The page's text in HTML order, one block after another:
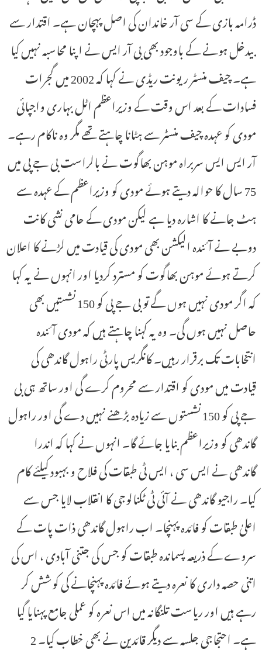
ڈرامہ بازی کے سی آر خاندان کی اصل پہچان ہے۔ اقتدار سے
بیدخل ہونے کے باوجود بھی بی آر ایس نے اپنا محاسبہ نہیں کیا
ہے۔ چیف منسٹر ریونت ریڈی نے کہا کہ 2002 میں گجرات
فسادات کے بعد اس وقت کے وزیراعظم اٹل بہاری واجپائی
مودی کو عہدہ چیف منسٹر سے ہٹانا چاہتے تھے مگر وہ ناکام رہے۔
آر ایس ایس سربراہ موہن بھاگوت نے بالراست بی جے پی میں
75 سال کا حوالہ دیتے ہوئے مودی کو وزیراعظم کے عہدہ سے
ہٹ جانے کا اشارہ دیا ہے لیکن مودی کے حامی نشی کانت
دوبے نے آئندہ الیکشن بھی مودی کی قیادت میں لڑنے کا اعلان
کرتے ہوئے موہن بھاگوت کو مسترد کردیا اور انہوں نے یہ کہا
کہ اگر مودی نہیں ہوں گے تو بی جے پی کو 150 نشستیں بھی
حاصل نہیں ہوں گی۔ وہ یہ کہنا چاہتے ہیں کہ مودی آئندہ
انتخابات تک برقرار رہیں۔ کانگریس پارٹی راہول گاندھی کی
قیادت میں مودی کو اقتدار سے محروم کرے گی اور ساتھ ہی بی
جے پی کو 150 نشستوں سے زیادہ بڑھنے نہیں دے گی اور راہول
گاندھی کو وزیراعظم بنایا جائے گا۔ انہوں نے کہا کہ اندرا
گاندھی نے ایس سی ، ایس ٹی طبقات کی فلاح و بہبود کیلئے کام
کیا۔ راجیو گاندھی نے آئی ٹی ٹکنالوجی کا انقلاب لایا جس سے
اعلیٰ طبقات کو فائدہ پہنچا۔ اب راہول گاندھی ذات پات کے
سروے کے ذریعہ پسماندہ طبقات کو جس کی جتنی آبادی ، اس کی
اتنی حصہ داری کا نعرہ دیتے ہوئے فائدہ پہنچانے کی کوشش کر
رہے ہیں اور ریاست تلنگانہ میں اس نعرہ کو عملی جامع پہنایا گیا
ہے۔ احتجاجی جلسہ سے دیگر قائدین نے بھی خطاب کیا۔ 2